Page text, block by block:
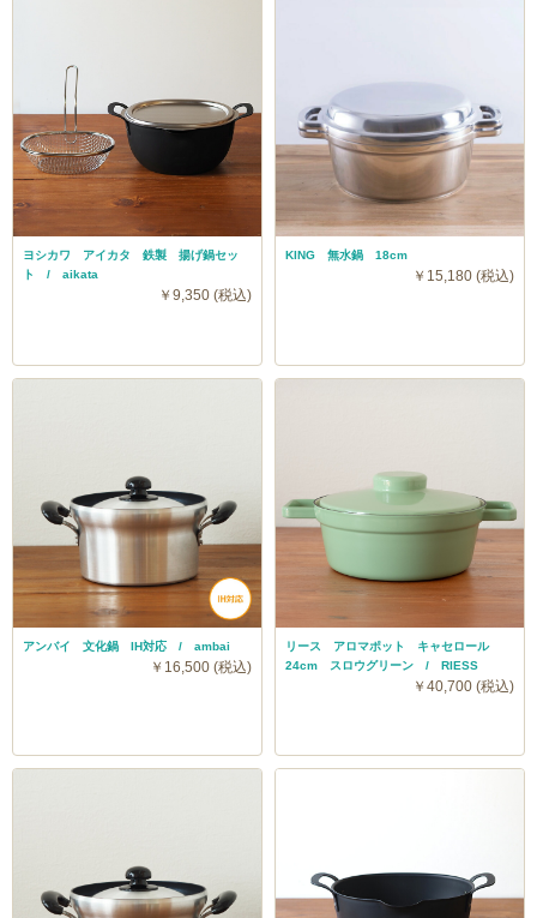
ヨシカワ アイカタ 鉄製 揚げ鍋セッ
ト / aikata
￥9,350 (税込)
KING 無水鍋 18cm
￥15,180 (税込)
アンバイ 文化鍋 IH対応 / ambai
￥16,500 (税込)
リース アロマポット キャセロール
24cm スロウグリーン / RIESS
￥40,700 (税込)